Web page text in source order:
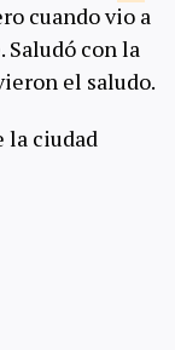
cuando vio a
Saludó con la
el saludo.
la ciudad